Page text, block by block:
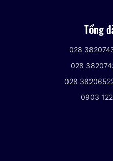
Tổng
028
028
028
0903